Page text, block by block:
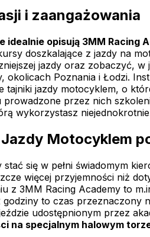
i zaangażowania
opisują 3MM Racing
doszkalające z jazdy na
jazdy oraz zobaczyć,
okolicach Poznania i Łodzi.
jazdy motocyklem, o
przez nich
wykorzystasz
Motocyklem
się w pełni świadomym
więcej przyjemności niż
z 3MM Racing Academy to
to czas przeznaczony
udostępnionym przez
na specjalnym halowym